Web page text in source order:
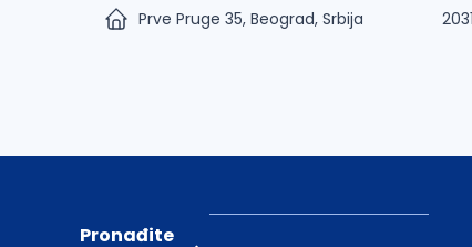
Prve Pruge 35, Beograd, Srbija
Pronađite